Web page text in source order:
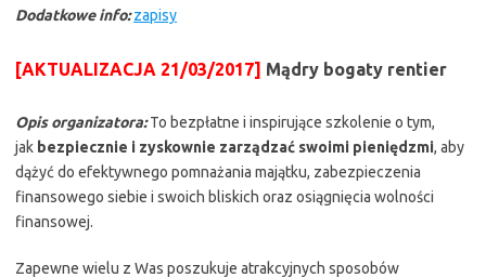
Dodatkowe info:zapisy
[AKTUALIZACJA 21/03/2017] Mądry bogaty rentier
Opis organizatora: To bezpłatne i inspirujące szkolenie o tym,
jak bezpiecznie i zyskownie zarządzać swoimi pieniędzmi, aby
dążyć do efektywnego pomnażania majątku, zabezpieczenia
finansowego siebie i swoich bliskich oraz osiągnięcia wolności
finansowej.
Zapewne wielu z Was poszukuje atrakcyjnych sposobów